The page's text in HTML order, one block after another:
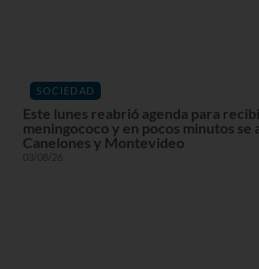
SOCIEDAD
Este lunes reabrió agenda para
meningococo y en pocos minutos se
Canelones y Montevideo
03/08/26